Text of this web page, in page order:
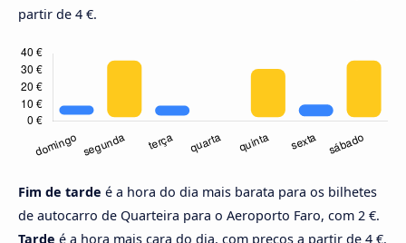
partir de 4 €.
Fim de tarde é a hora do dia mais barata para os bilhetes
de autocarro de Quarteira para o Aeroporto Faro, com 2 €.
Tarde é a hora mais cara do dia, com preços a partir de 4 €.